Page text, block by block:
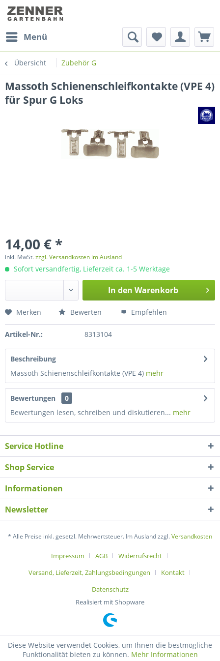
Menü
Übersicht Zubehör G
Massoth Schienenschleifkontakte (VPE 4)
für Spur G Loks
14,00 € *
inkl. MwSt.zzgl. Versandkosten im Ausland
Sofort versandfertig, Lieferzeit ca. 1-5 Werktage
In den Warenkorb
Merken Bewerten Empfehlen
Artikel-Nr.: 8313104
Beschreibung
Massoth Schienenschleifkontakte (VPE 4) mehr
Bewertungen
0
Bewertungen lesen, schreiben und diskutieren... mehr
Service Hotline
Shop Service
Informationen
Newsletter
* Alle Preise inkl. gesetzl. Mehrwertsteuer. Im Ausland zzgl.Versandkosten
Impressum AGB
Widerrufsrecht
Versand, Lieferzeit, Zahlungsbedingungen
Kontakt
Datenschutz
Realisiert mit Shopware
Diese Website verwendet Cookies, um Ihnen die bestmögliche
Funktionalität bieten zu können. Mehr Informationen